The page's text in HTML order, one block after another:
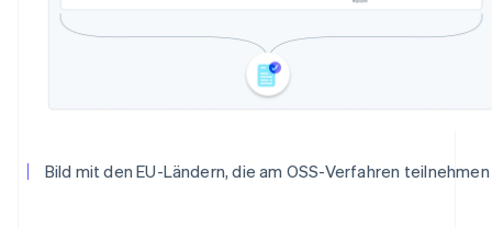
Bild mit den EU-Ländern, die am OSS-Verfahren teilnehmen